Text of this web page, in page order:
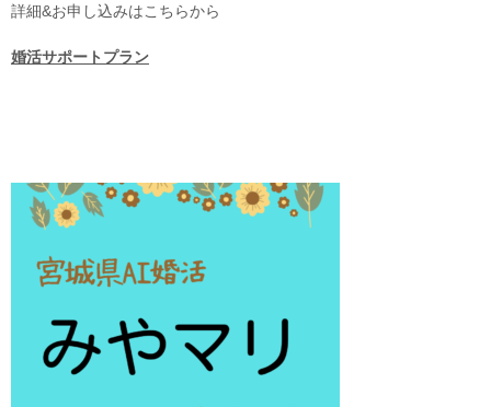
詳細&お申し込みはこちらから
婚活サポートプラン